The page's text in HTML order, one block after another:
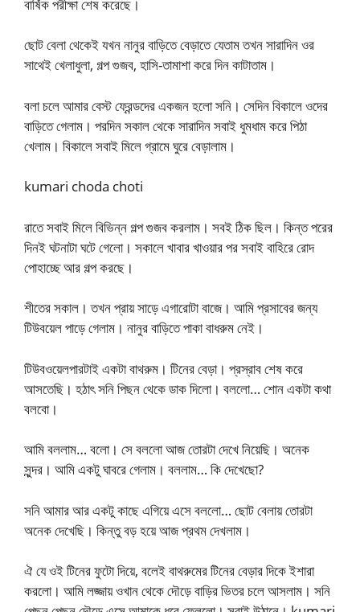
বার্ষিক পরীক্ষা শেষ করেছে।
ছোট বেলা থেকেই যখন নানুর বাড়িতে বেড়াতে যেতাম তখন সারাদিন ওর
সাথেই খেলাধুলা, গল্প গুজব, হাসি-তামাশা করে দিন কাটাতাম।
বলা চলে আমার বেস্ট ফ্রেন্ডদের একজন হলো সনি। সেদিন বিকালে ওদের
বাড়িতে গেলাম। পরদিন সকাল থেকে সারাদিন সবাই ধুমধাম করে পিঠা
খেলাম। বিকালে সবাই মিলে গ্রামে ঘুরে বেড়ালাম।
kumari choda choti
রাতে সবাই মিলে বিভিন্ন গল্প গুজব করলাম। সবই ঠিক ছিল। কিন্ত পরের
দিনই ঘটনাটা ঘটে গেলো। সকালে খাবার খাওয়ার পর সবাই বাহিরে রোদ
পোহাচ্ছে আর গল্প করছে।
শীতের সকাল। তখন প্রায় সাড়ে এগারোটা বাজে। আমি প্রসাবের জন্য
টিউবয়েল পাড়ে গেলাম। নানুর বাড়িতে পাকা বাধরুম নেই।
টিউবওয়েলপারটাই একটা বাথরুম। টিনের বেড়া। প্রস্রাব শেষ করে
আসতেছি। হঠাৎ সনি পিছন থেকে ডাক দিলো। বললো… শোন একটা কথা
বলবো।
আমি বললাম… বলো। সে বললো আজ তোরটা দেখে নিয়েছি। অনেক
সুন্দর। আমি একটু ঘাবরে গেলাম। বললাম… কি দেখেছো?
সনি আমার আর একটু কাছে এগিয়ে এসে বললো… ছোট বেলায় তোরটা
অনেক দেখেছি। কিন্তু বড় হয়ে আজ প্রথম দেখলাম।
ঐ যে ওই টিনের ফুটো দিয়ে, বলেই বাথরুমের টিনের বেড়ার দিকে ইশারা
করলো। আমি লজ্জায় ওখান থেকে দৌড়ে বাড়ির ভিতর চলে আসলাম। সনি